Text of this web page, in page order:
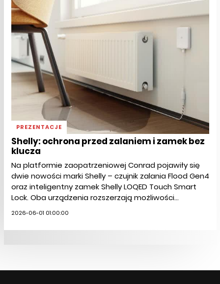
PREZENTACJE
Shelly: ochrona przed zalaniem i zamek bez
klucza
Na platformie zaopatrzeniowej Conrad pojawiły się
dwie nowości marki Shelly – czujnik zalania Flood Gen4
oraz inteligentny zamek Shelly LOQED Touch Smart
Lock. Oba urządzenia rozszerzają możliwości...
2026-06-01 01:00:00